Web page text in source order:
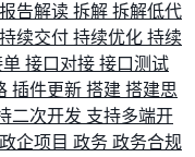
报告解读 拆解 拆解低代
持续交付 持续优化 持续
单 接口对接 接口测试
插件更新 搭建 搭建思
二次开发 支持多端开
政企项目 政务 政务合规